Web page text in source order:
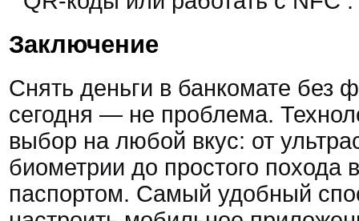
Заключение
Снять деньги в банкомате без
сегодня — не проблема.
выбор на любой вкус: от
биометрии до простого похода
паспортом. Самый удобный